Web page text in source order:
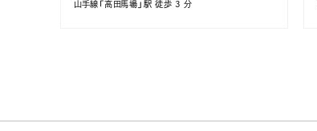
山手線「高田馬場」駅 徒歩 3 分